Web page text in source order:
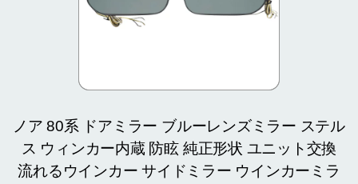
ノア 80系 ドアミラー ブルーレンズミラー ステル
ス ウィンカー内蔵 防眩 純正形状 ユニット交換
流れるウインカー サイドミラー ウインカーミラ